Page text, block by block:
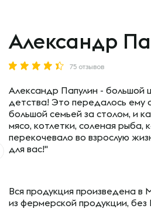
Александр
75 отзывов
Александр Папулин - большой
детства! Это передалось ему
большой семьей за столом, и
мясо, котлетки, соленая рыба,
перекочевало во взрослую
для вас!"
Вся продукция произведена в
из фермерской продукции,